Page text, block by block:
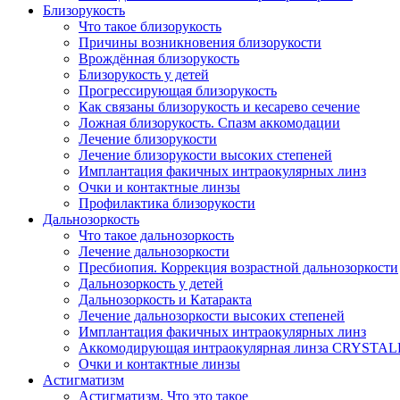
Близорукость
Что такое близорукость
Причины возникновения близорукости
Врождённая близорукость
Близорукость у детей
Прогрессирующая близорукость
Как связаны близорукость и кесарево сечение
Ложная близорукость. Спазм аккомодации
Лечение близорукости
Лечение близорукости высоких степеней
Имплантация факичных интраокулярных линз
Очки и контактные линзы
Профилактика близорукости
Дальнозоркость
Что такое дальнозоркость
Лечение дальнозоркости
Пресбиопия. Коррекция возрастной дальнозоркости
Дальнозоркость у детей
Дальнозоркость и Катаракта
Лечение дальнозоркости высоких степеней
Имплантация факичных интраокулярных линз
Аккомодирующая интраокулярная линза
Очки и контактные линзы
Астигматизм
Астигматизм. Что это такое